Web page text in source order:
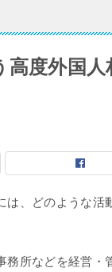
高度外国
、どのような活
所などを経営・